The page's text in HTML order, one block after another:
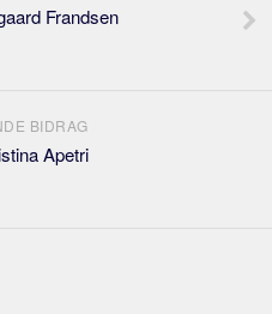
Frandsen
BIDRAG
Apetri